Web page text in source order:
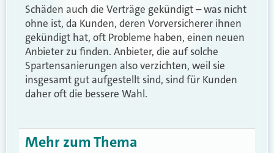
Schäden auch die Verträge gekündigt – was nicht
ohne ist, da Kunden, deren Vorversicherer ihnen
gekündigt hat, oft Probleme haben, einen neuen
Anbieter zu finden. Anbieter, die auf solche
Spartensanierungen also verzichten, weil sie
insgesamt gut aufgestellt sind, sind für Kunden
daher oft die bessere Wahl.
Mehr zum Thema